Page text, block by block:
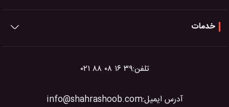
تلفن:۰۲۱ ۸۸ ۰۸ ۱۶ ۳۹
آدرس ایمیل:info@shahrashoob.com
خدمات